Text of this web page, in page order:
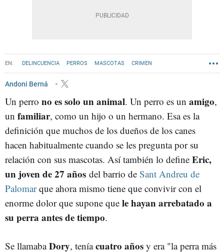
DELINCUENCIA PERROS MASCOTAS CRIMEN
Andoni Berná
Un perro no es solo un animal. Un perro es un amigo,
un familiar, como un hijo o un hermano. Esa es la
definición que muchos de los dueños de los canes
hacen habitualmente cuando se les pregunta por su
relación con sus mascotas. Así también lo define Eric,
un joven de 27 años del barrio de Sant Andreu de
Palomarque ahora mismo tiene que convivir con el
enorme dolor que supone que le hayan arrebatado a
su perra antes de tiempo.
Se llamabaDory, teníacuatro años y era "la perra más